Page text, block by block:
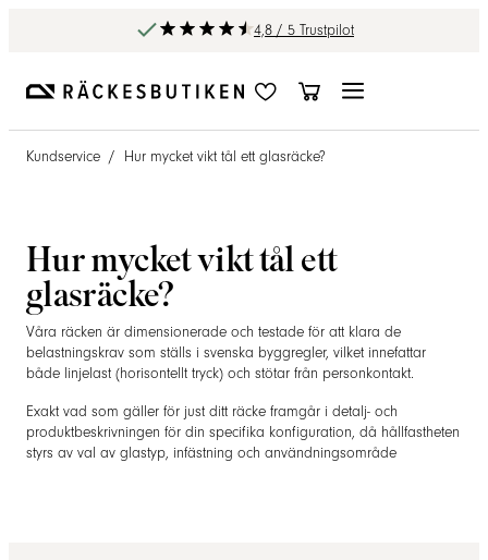
4,8 / 5 Trustpilot
Kundservice / Hur mycket vikt tål ett glasräcke?
Hur mycket vikt tål ett
glasräcke?
Våra räcken är dimensionerade och testade för att klara de
belastningskrav som ställs i svenska byggregler, vilket innefattar
både linjelast (horisontellt tryck) och stötar från personkontakt.
Exakt vad som gäller för just ditt räcke framgår i detalj- och
produktbeskrivningen för din specifika konfiguration, då hållfastheten
styrs av val av glastyp, infästning och användningsområde